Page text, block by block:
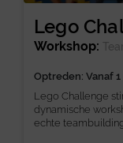
Lego
Workshop:
Optreden: Vanaf
Lego Challenge
dynamische
echte